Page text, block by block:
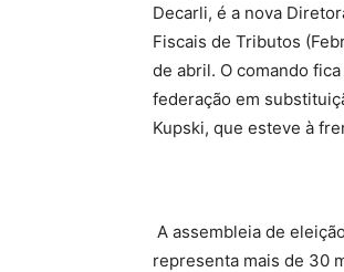
Decarli, é a nova
Fiscais de Tributos
de abril. O comando
federação em
Kupski, que esteve à
A assembleia de
representa mais de 30